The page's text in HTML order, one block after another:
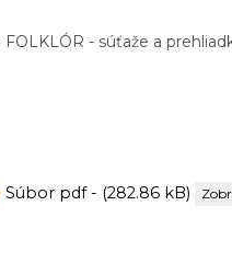
FOLKLÓR - súťaže a
Súbor pdf - (282.86 kB)